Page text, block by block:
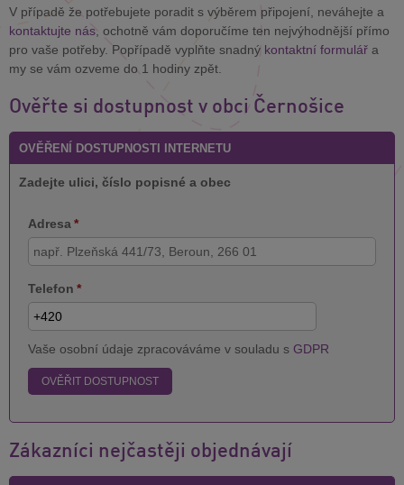
V případě že potřebujete poradit s výběrem připojení, neváhejte a
kontaktujte nás , ochotně vám doporučíme ten nejvýhodnější přímo
pro vaše potřeby. Popřípadě vyplňte snadný kontaktní formulář a
my se vám ozveme do 1 hodiny zpět.
Ověřte si dostupnost v obci Černošice
OVĚŘENÍ DOSTUPNOSTI INTERNETU
Zadejte ulici, číslo popisné a obec
Adresa *
Telefon *
Vaše osobní údaje zpracováváme v souladu s GDPR
OVĚŘIT DOSTUPNOST
Zákazníci nejčastěji objednávají